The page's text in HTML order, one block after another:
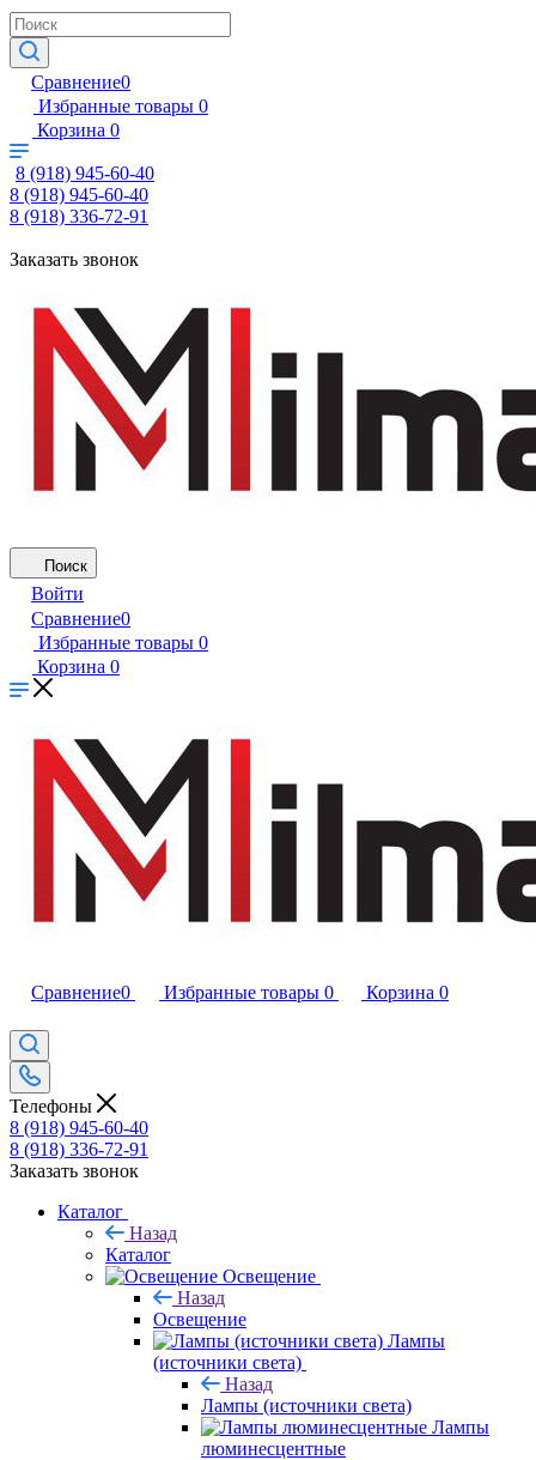
Сравнение0
Избранные товары 0
Корзина 0
8 (918) 945-60-40
8 (918) 945-60-40
8 (918) 336-72-91
Заказать звонок
Поиск
Войти
Сравнение0
Избранные товары 0
Корзина 0
Сравнение0 Избранные товары 0 Корзина 0
Телефоны
8 (918) 945-60-40
8 (918) 336-72-91
Заказать звонок
Каталог
Назад
Каталог
Освещение
Назад
Освещение
Лампы
(источники света)
Назад
Лампы (источники света)
Лампы
люминесцентные